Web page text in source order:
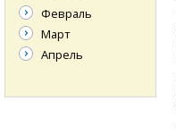
Февраль
Март
Апрель